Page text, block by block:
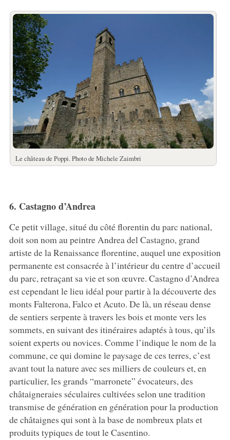
Le château de Poppi. Photo de Michele Zaimbri
6. Castagno d’Andrea
Ce petit village, situé du côté florentin du parc national,
doit son nom au peintre Andrea del Castagno, grand
artiste de la Renaissance florentine, auquel une exposition
permanente est consacrée à l’intérieur du centre d’accueil
du parc, retraçant sa vie et son œuvre. Castagno d’Andrea
est cependant le lieu idéal pour partir à la découverte des
monts Falterona, Falco et Acuto. De là, un réseau dense
de sentiers serpente à travers les bois et monte vers les
sommets, en suivant des itinéraires adaptés à tous, qu’ils
soient experts ou novices. Comme l’indique le nom de la
commune, ce qui domine le paysage de ces terres, c’est
avant tout la nature avec ses milliers de couleurs et, en
particulier, les grands “marronete” évocateurs, des
châtaigneraies séculaires cultivées selon une tradition
transmise de génération en génération pour la production
de châtaignes qui sont à la base de nombreux plats et
produits typiques de tout le Casentino.